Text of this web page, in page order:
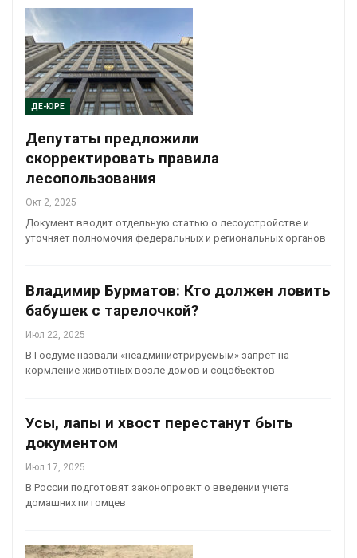
ДЕ-ЮРЕ
Депутаты предложили
скорректировать правила
лесопользования
Окт 2, 2025
Документ вводит отдельную статью о лесоустройстве и
уточняет полномочия федеральных и региональных органов
Владимир Бурматов: Кто должен ловить
бабушек с тарелочкой?
Июл 22, 2025
В Госдуме назвали «неадминистрируемым» запрет на
кормление животных возле домов и соцобъектов
Усы, лапы и хвост перестанут быть
документом
Июл 17, 2025
В России подготовят законопроект о введении учета
домашних питомцев